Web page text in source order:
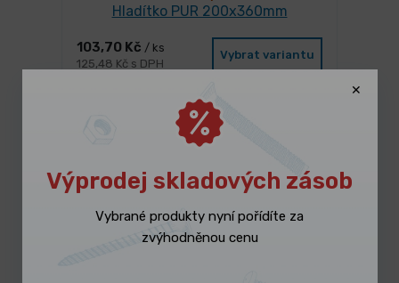
Hladítko PUR 200x360mm
103,70 Kč / ks
125,48 Kč s DPH
Vybrat variantu
Mohlo by se Vám líbit
Výprodej skladových zásob
Vybrané produkty nyní pořídíte za
zvýhodněnou cenu